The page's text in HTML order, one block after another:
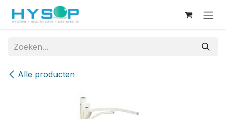
Overslaan naar inhoud
Alle producten